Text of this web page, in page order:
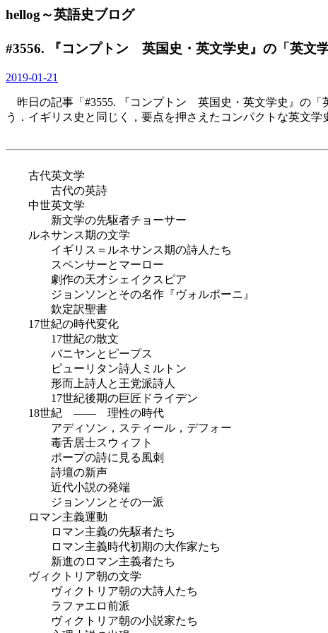
hellog～英語史ブログ
#3556. 『コンプトン 英国史・英文学史』の「英文
2019-01-21
昨日の記事「#3555. 『コンプトン 英国史・英文学史』の「
う．イギリス史と同じく，要点を押さえたコンパクトな英文学
古代英文学
古代の英詩
中世英文学
新文学の先駆者チョーサー
ルネサンス期の文学
イギリス＝ルネサンス期の詩人たち
スペンサーとマーロー
劇作の天才シェイクスピア
ジョンソンとその名作『ヴォルポーニ』
欽定訳聖書
17世紀の時代変化
17世紀の散文
バニヤンとピープス
ピューリタン詩人ミルトン
形而上詩人と王党派詩人
17世紀後期の巨匠ドライデン
18世紀 ―― 理性の時代
アディソン，スティール，デフォー
毒舌居士スウィフト
ポープの詩に見る風刺
詩壇の新声
近代小説の発端
ジョンソンとその一派
ロマン主義運動
ロマン主義の先駆者たち
ロマン主義時代初期の大作家たち
新進のロマン主義者たち
ヴィクトリア朝の文学
ヴィクトリア朝の大詩人たち
ラファエロ前派
ヴィクトリア朝の小説家たち